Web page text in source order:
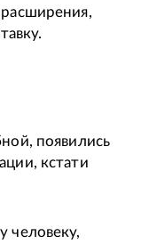
появились
кстати
человеку,